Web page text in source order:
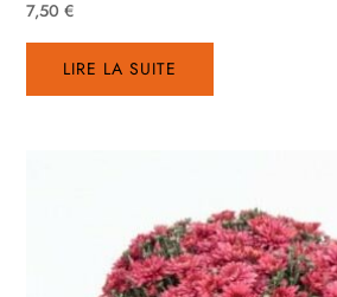
7,50€
LIRE LA SUITE